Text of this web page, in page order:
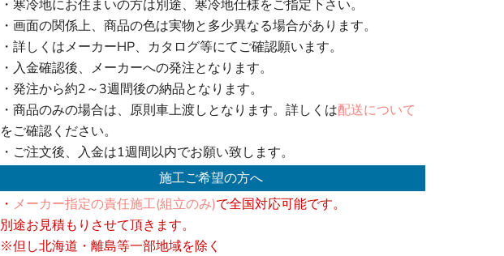
・寒冷地にお住まいの方は別途、寒冷地仕様をご指定下さい。
・画面の関係上、商品の色は実物と多少異なる場合があります。
・詳しくはメーカーHP、カタログ等にてご確認願います。
・入金確認後、メーカーへの発注となります。
・発注から約2～3週間後の納品となります。
・商品のみの場合は、原則車上渡しとなります。詳しくは配送について
をご確認ください。
・ご注文後、入金は1週間以内でお願い致します。
施工ご希望の方へ
・ メーカー指定の責任施工(組立のみ)で全国対応可能です。
別途お見積もりさせて頂きます。
※但し北海道・離島等一部地域を除く